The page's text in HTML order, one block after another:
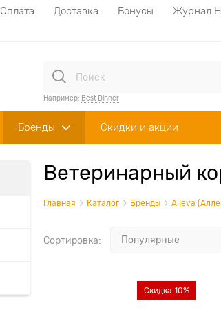
Оплата Доставка Бонусы
Журнал
Например: Best Dinner
Бренды Скидки и акции
Ветеринарный
Главная Каталог Бренды Alleva
Сортировка:
Скидка 10%